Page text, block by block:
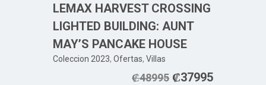
LEMAX HARVEST CROSSING
LIGHTED BUILDING: AUNT
MAY’S PANCAKE HOUSE
Coleccion 2023, Ofertas, Villas
₡48995 ₡37995